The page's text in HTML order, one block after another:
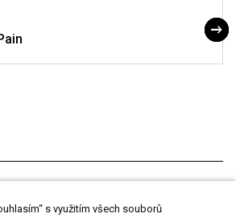
s využitím všech souborů